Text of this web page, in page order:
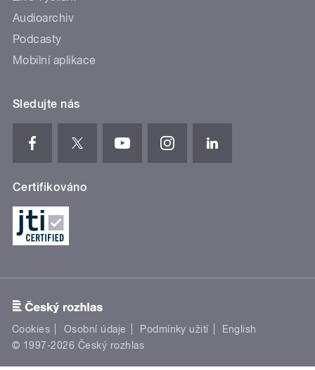
Audioarchiv
Podcasty
Mobilní aplikace
Sledujte nás
Certifikováno
Cookies Osobní údaje Podmínky užití
English
© 1997-2026 Český rozhlas